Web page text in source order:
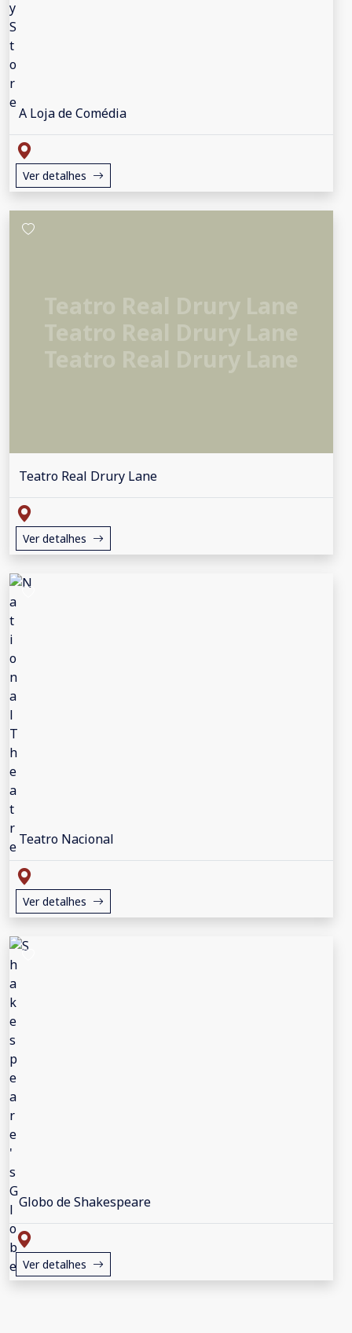
A Loja de Comédia
Ver detalhes
Teatro Real Drury Lane
Ver detalhes
Teatro Nacional
Ver detalhes
Globo de Shakespeare
Ver detalhes